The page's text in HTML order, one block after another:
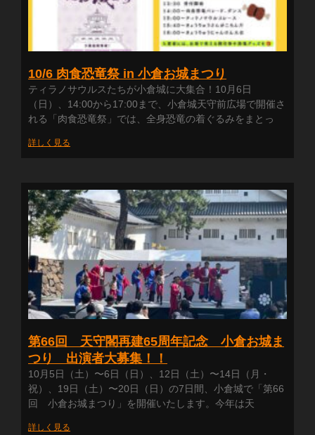
10/6 肉食恐竜祭 in 小倉お城まつり
ティラノサウルスたちが小倉城に大集合！10月6日
（日）、14:00から17:00まで、小倉城天守前広場で開催さ
れる「肉食恐竜祭」では、全身恐竜の着ぐるみをまとっ
詳しく見る
第66回 天守閣再建65周年記念 小倉お城ま
つり 出演者大募集！！
10月5日（土）〜6日（日）、12日（土）〜14日（月・
祝）、19日（土）〜20日（日）の7日間、小倉城で「第66
回 小倉お城まつり」を開催いたします。今年は天
詳しく見る